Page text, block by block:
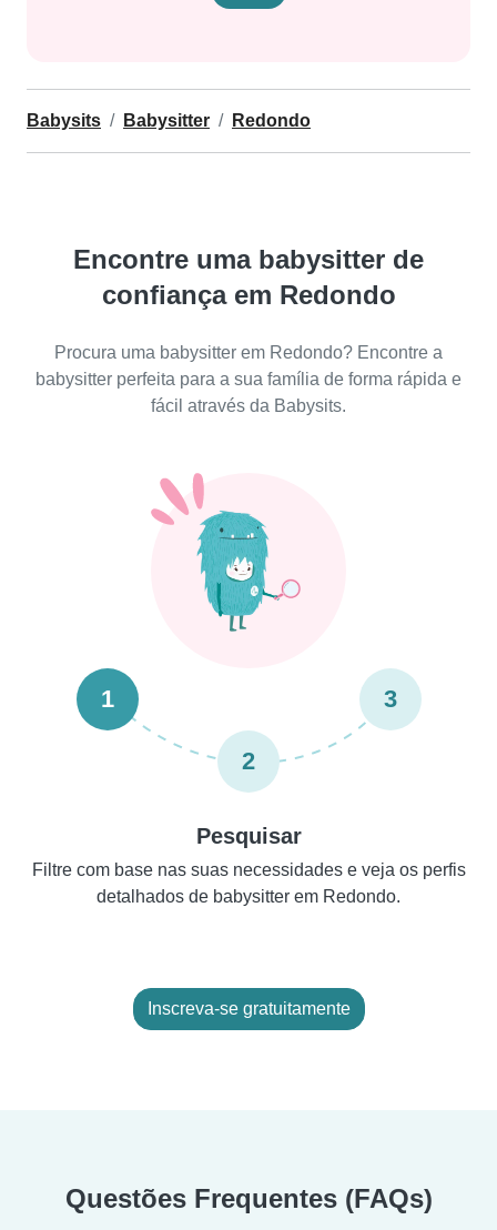
Babysits Babysitter Redondo
Encontre uma babysitter de
confiança em Redondo
Procura uma babysitter em Redondo? Encontre a
babysitter perfeita para a sua família de forma rápida e
fácil através da Babysits.
1
2
3
Pesquisar
Filtre com base nas suas necessidades e veja os perfis
detalhados de babysitter em Redondo.
Inscreva-se gratuitamente
Questões Frequentes (FAQs)